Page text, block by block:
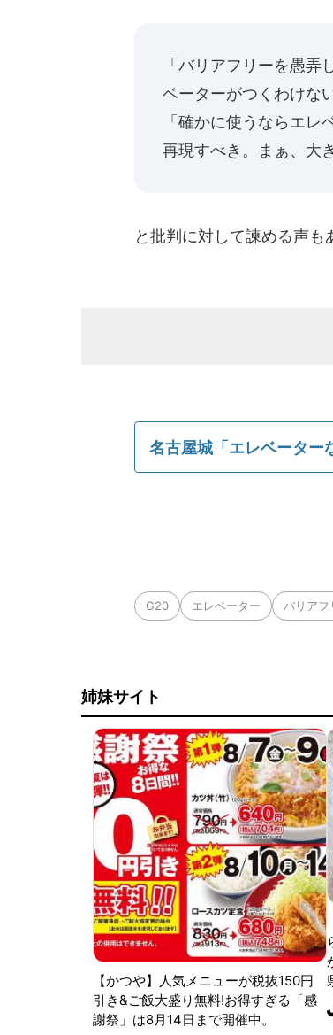
「バリアフリーを愚
ベーターがつくわけな
「確かに使うならエ
再現すべき。まぁ、大
と批判に対して諫める声も
名古屋城「エレベーター
G20 エレベーター バリアフ
姉妹サイト
【かつや】人気メニューが税抜150円
引き&ご飯大盛り無料!お得すぎる「感
謝祭」は8月14日まで開催中。